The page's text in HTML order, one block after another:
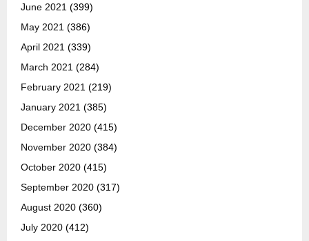
June 2021 (399)
May 2021 (386)
April 2021 (339)
March 2021 (284)
February 2021 (219)
January 2021 (385)
December 2020 (415)
November 2020 (384)
October 2020 (415)
September 2020 (317)
August 2020 (360)
July 2020 (412)